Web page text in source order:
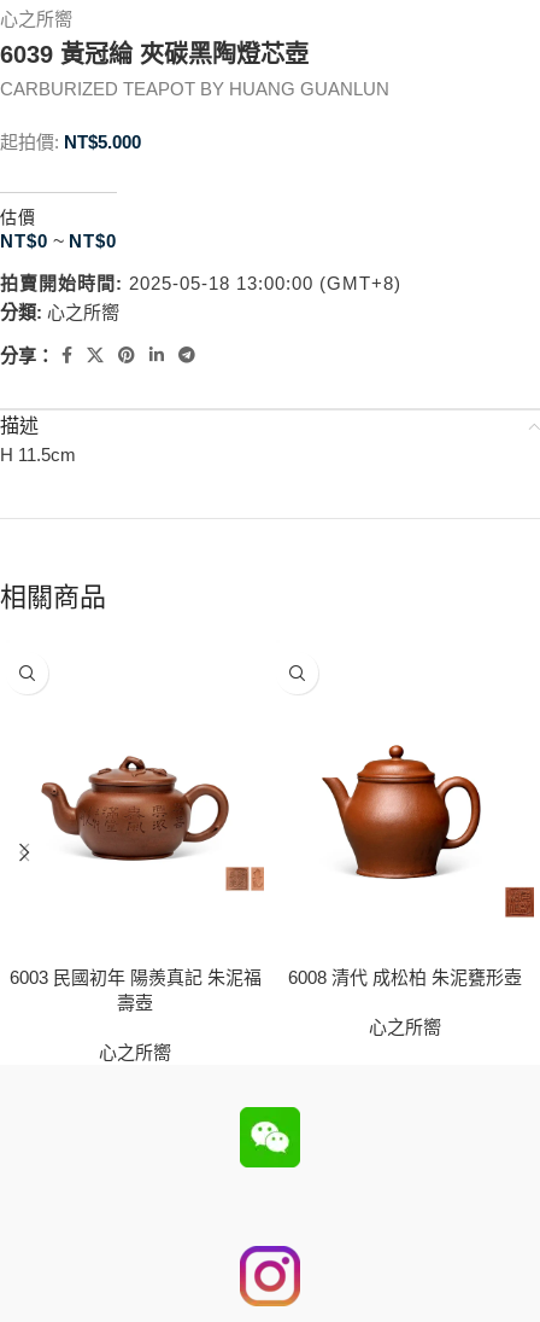
心之所嚮
6039 黃冠綸 夾碳黑陶燈芯壺
CARBURIZED TEAPOT BY HUANG GUANLUN
起拍價: NT$5.000
估價
NT$0 ~ NT$0
拍賣開始時間: 2025-05-18 13:00:00 (GMT+8)
分類: 心之所嚮
分享：
描述
H 11.5cm
相關商品
6003 民國初年 陽羨真記 朱泥福
壽壺
心之所嚮
6008 清代 成松柏 朱泥甕形壺
心之所嚮